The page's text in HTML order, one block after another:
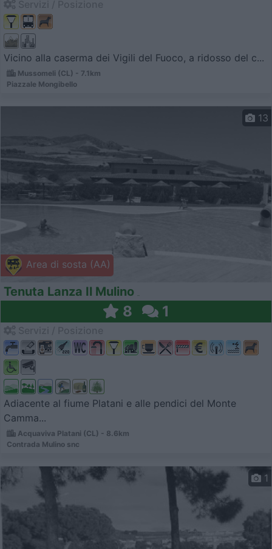
Vicino alla caserma dei Vigili del Fuoco, a ridosso del c...
Mussomeli (CL) - 7.1km
Piazzale Mongibello
Area di sosta (AA)
13
Tenuta Lanza Il Mulino
8 1
Adiacente al fiume Platani e alle pendici del Monte
Camma...
Acquaviva Platani (CL) - 8.6km
Contrada Mulino snc
1